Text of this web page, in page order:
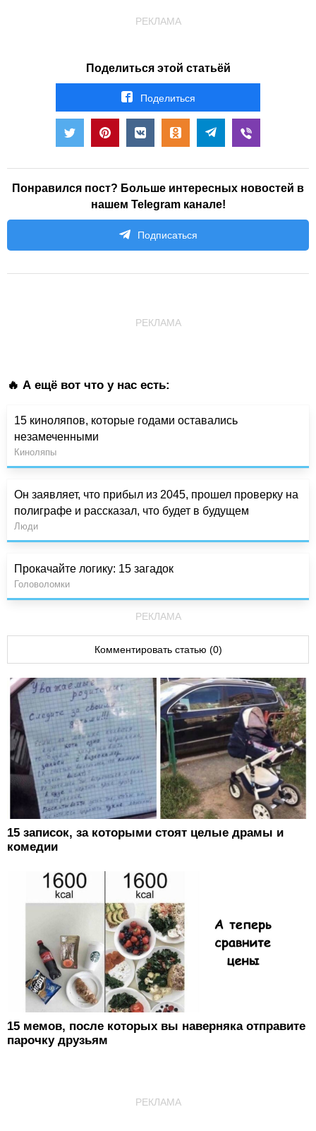
РЕКЛАМА
Поделиться этой статьёй
Поделиться
Понравился пост? Больше интересных новостей в
нашем Telegram канале!
Подписаться
РЕКЛАМА
🔥 А ещё вот что у нас есть:
15 киноляпов, которые годами оставались
незамеченными
Киноляпы
Он заявляет, что прибыл из 2045, прошел проверку на
полиграфе и рассказал, что будет в будущем
Люди
Прокачайте логику: 15 загадок
Головоломки
РЕКЛАМА
Комментировать статью (0)
15 записок, за которыми стоят целые драмы и
комедии
15 мемов, после которых вы наверняка отправите
парочку друзьям
РЕКЛАМА